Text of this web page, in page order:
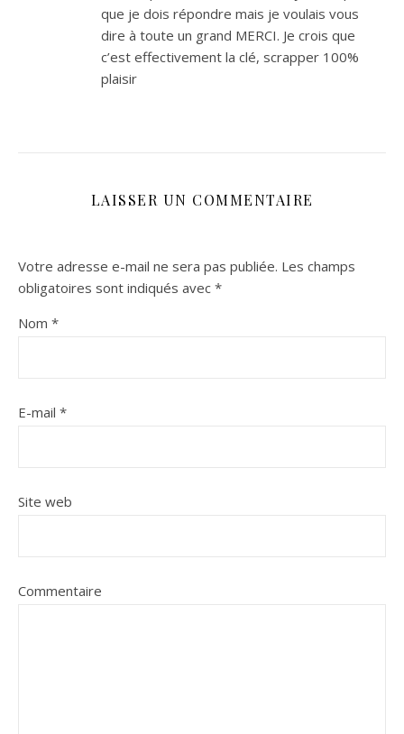
que je dois répondre mais je voulais vous
dire à toute un grand MERCI. Je crois que
c’est effectivement la clé, scrapper 100%
plaisir
LAISSER UN COMMENTAIRE
Votre adresse e-mail ne sera pas publiée. Les champs
obligatoires sont indiqués avec *
Nom *
E-mail *
Site web
Commentaire